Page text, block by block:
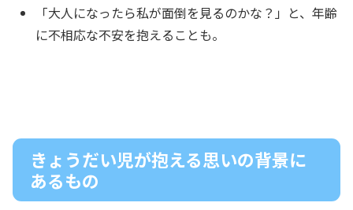
「大人になったら私が面倒を見るのかな？」と、年齢
に不相応な不安を抱えることも。
きょうだい児が抱える思いの背景に
あるもの